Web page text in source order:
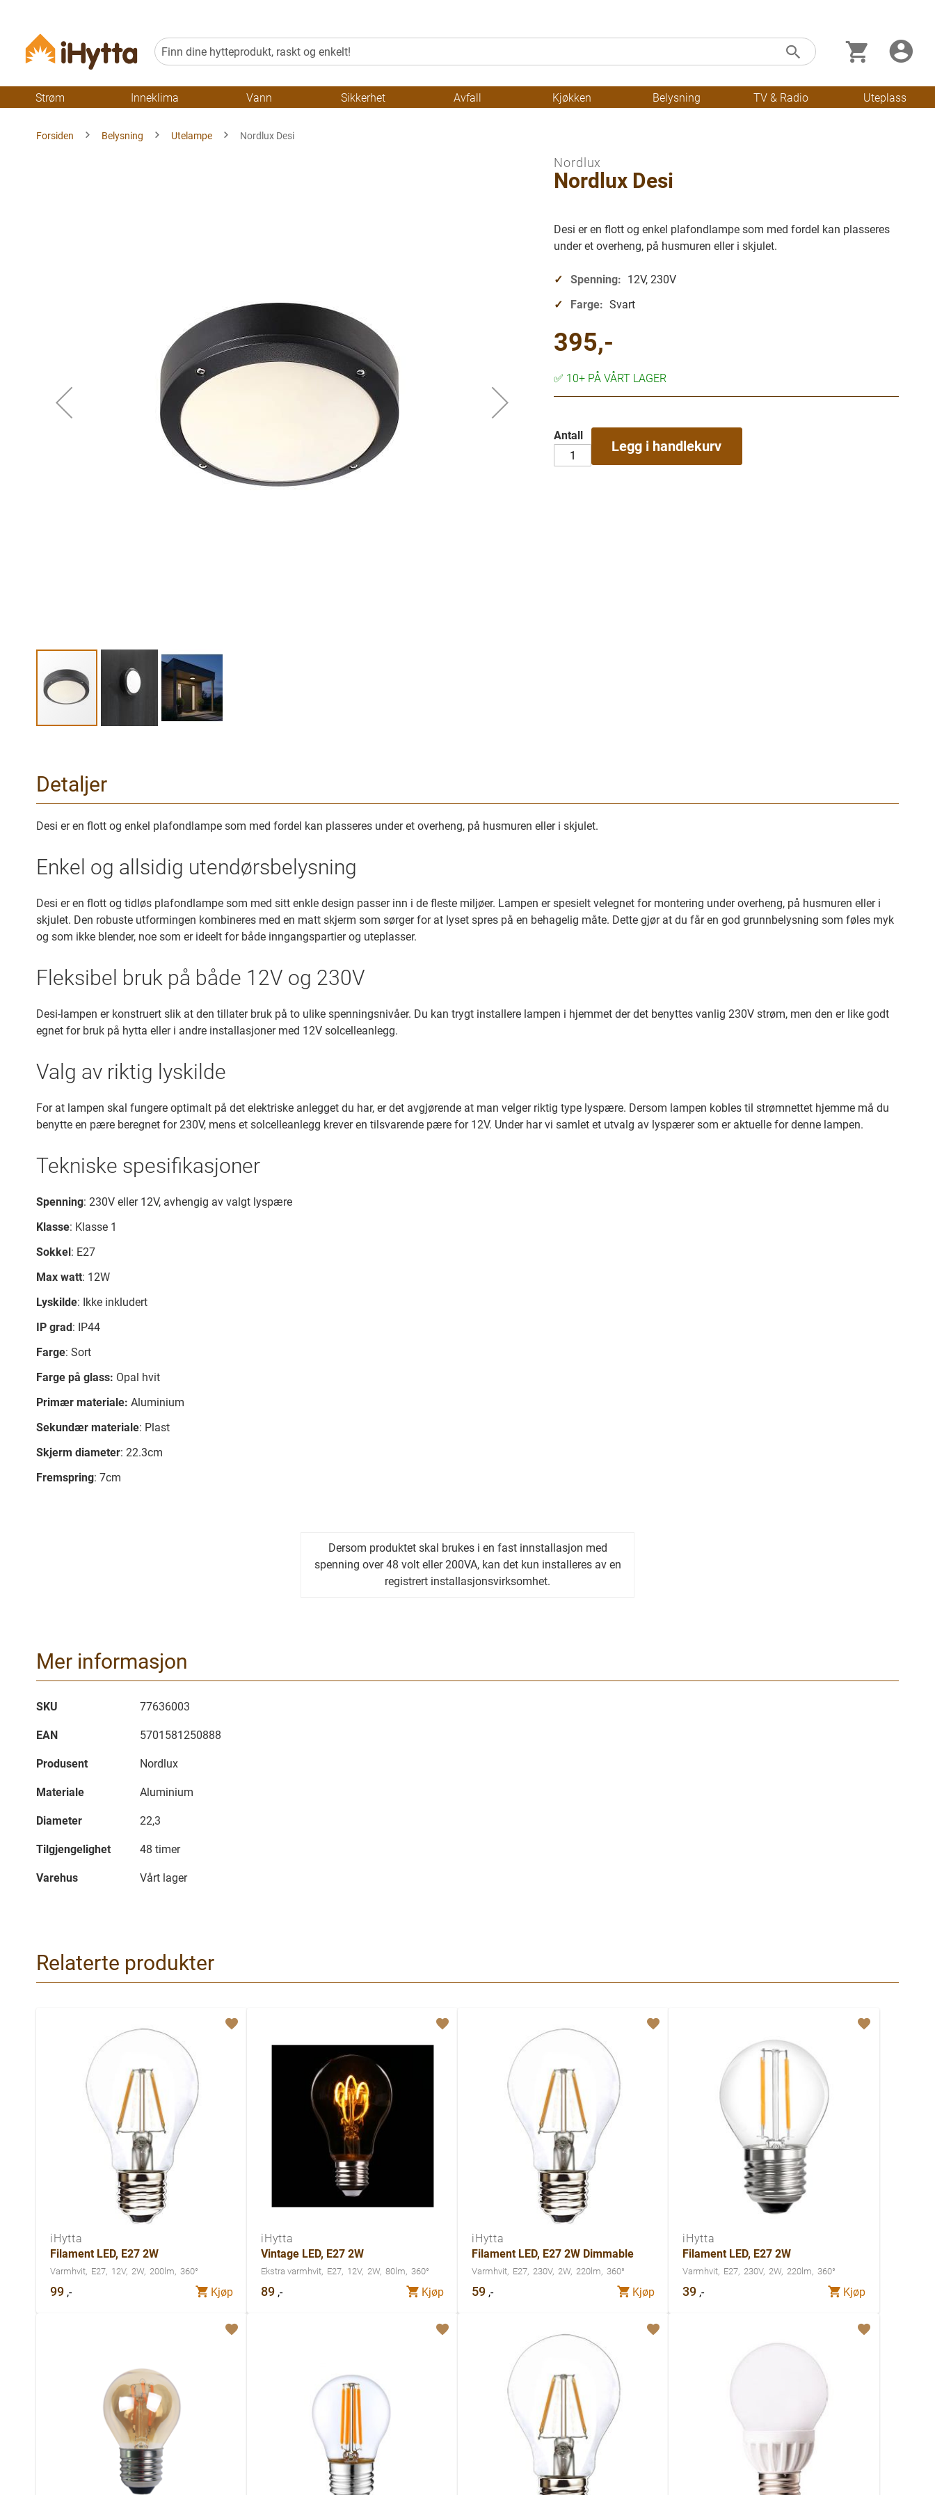
Søk Min
Skip
Strøm
Inneklima Vann Sikkerhet Avfall Kjøkken Belysning TV & Radio Uteplass
Forsiden Belysning Utelampe Nordlux Desi
av
bilder
galleriet
Nordlux
Nordlux Desi
Desi er en flott og enkel plafondlampe som med fordel kan plasseres
under et overheng, på husmuren eller i skjulet.
Spenning: 12V, 230V
Farge: Svart
395,-
✅ 10+ PÅ VÅRT LAGER
Antall
Legg i handlekurv
Detaljer
Desi er en flott og enkel plafondlampe som med fordel kan plasseres under et overheng, på husmuren eller i skjulet.
Enkel og allsidig utendørsbelysning
Desi er en flott og tidløs plafondlampe som med sitt enkle design passer inn i de fleste miljøer. Lampen er spesielt velegnet for montering under overheng, på husmuren eller i
skjulet. Den robuste utformingen kombineres med en matt skjerm som sørger for at lyset spres på en behagelig måte. Dette gjør at du får en god grunnbelysning som føles myk
og som ikke blender, noe som er ideelt for både inngangspartier og uteplasser.
Fleksibel bruk på både 12V og 230V
Desi-lampen er konstruert slik at den tillater bruk på to ulike spenningsnivåer. Du kan trygt installere lampen i hjemmet der det benyttes vanlig 230V strøm, men den er like godt
egnet for bruk på hytta eller i andre installasjoner med 12V solcelleanlegg.
Valg av riktig lyskilde
For at lampen skal fungere optimalt på det elektriske anlegget du har, er det avgjørende at man velger riktig type lyspære. Dersom lampen kobles til strømnettet hjemme må du
benytte en pære beregnet for 230V, mens et solcelleanlegg krever en tilsvarende pære for 12V. Under har vi samlet et utvalg av lyspærer som er aktuelle for denne lampen.
Tekniske spesifikasjoner
Spenning: 230V eller 12V, avhengig av valgt lyspære
Klasse: Klasse 1
Sokkel: E27
Max watt: 12W
Lyskilde: Ikke inkludert
IP grad: IP44
Farge: Sort
Farge på glass: Opal hvit
Primær materiale: Aluminium
Sekundær materiale: Plast
Skjerm diameter: 22.3cm
Fremspring: 7cm
Dersom produktet skal brukes i en fast innstallasjon med
spenning over 48 volt eller 200VA, kan det kun installeres av en
registrert installasjonsvirksomhet.
Mer informasjon
Mer
SKU 77636003
EAN 5701581250888
Produsent Nordlux
Materiale Aluminium
Diameter 22,3
Tilgjengelighet 48 timer
Varehus Vårt lager
Relaterte produkter
iHytta
Filament LED, E27 2W
Varmhvit E27 12V 2W 200lm 360°
99 ,- Kjøp
iHytta
Vintage LED, E27 2W
Ekstra varmhvit E27 12V 2W 80lm 360°
89 ,- Kjøp
iHytta
Filament LED, E27 2W Dimmable
Varmhvit E27 230V 2W 220lm 360°
59 ,- Kjøp
iHytta
Filament LED, E27 2W
Varmhvit E27 230V 2W 220lm 360°
39 ,- Kjøp